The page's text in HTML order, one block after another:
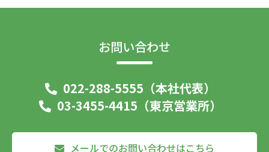
お問い合わせ
022-288-5555（本社代表）
03-3455-4415（東京営業所）
メールでのお問い合わせはこちら